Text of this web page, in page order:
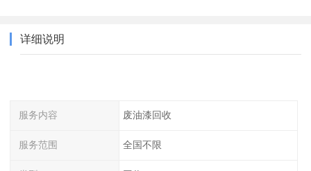
详细说明
服务内容 废油漆回收
服务范围 全国不限